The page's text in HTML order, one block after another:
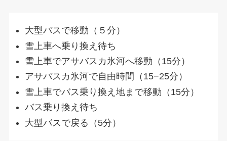
大型バスで移動（５分）
雪上車へ乗り換え待ち
雪上車でアサバスカ氷河へ移動（15分）
アサバスカ氷河で自由時間（15−25分）
雪上車でバス乗り換え地まで移動（15分）
バス乗り換え待ち
大型バスで戻る（5分）